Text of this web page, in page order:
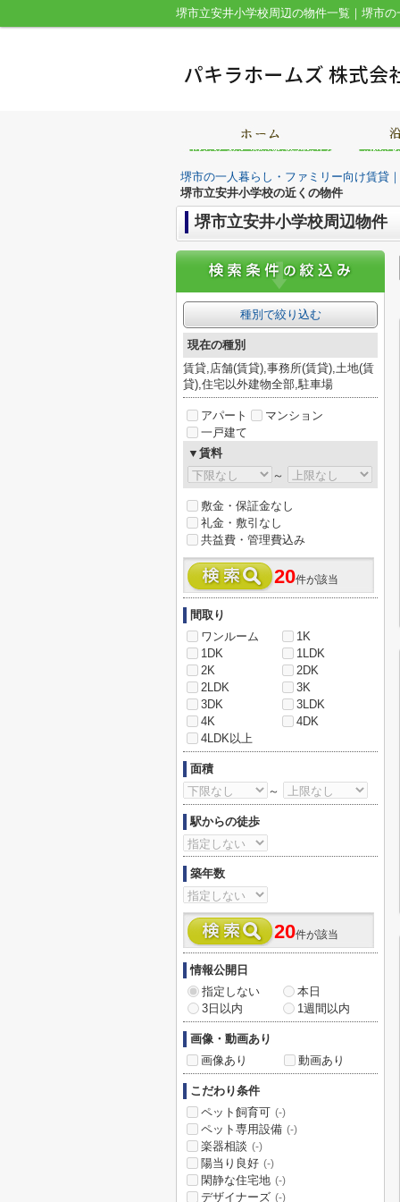
堺市の一人暮らし・ファミリー向け賃
堺市立安井小学校の近くの物件
堺市立安井小学校周辺物件
種別で絞り込む
現在の種別
賃貸,店舗(賃貸),事務所(賃貸),土地(賃
貸),住宅以外建物全部,駐車場
アパート
マンション
一戸建て
▼賃料
～
敷金・保証金なし
礼金・敷引なし
共益費・管理費込み
20件が該当
間取り
ワンルーム
1K
1DK
1LDK
2K
2DK
2LDK
3K
3DK
3LDK
4K
4DK
4LDK以上
面積
～
駅からの徒歩
築年数
20件が該当
情報公開日
指定しない
本日
3日以内
1週間以内
画像・動画あり
画像あり
動画あり
こだわり条件
ペット飼育可 (-)
ペット専用設備 (-)
楽器相談 (-)
陽当り良好 (-)
閑静な住宅地 (-)
デザイナーズ (-)